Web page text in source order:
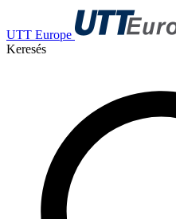
UTT Europe
Keresés